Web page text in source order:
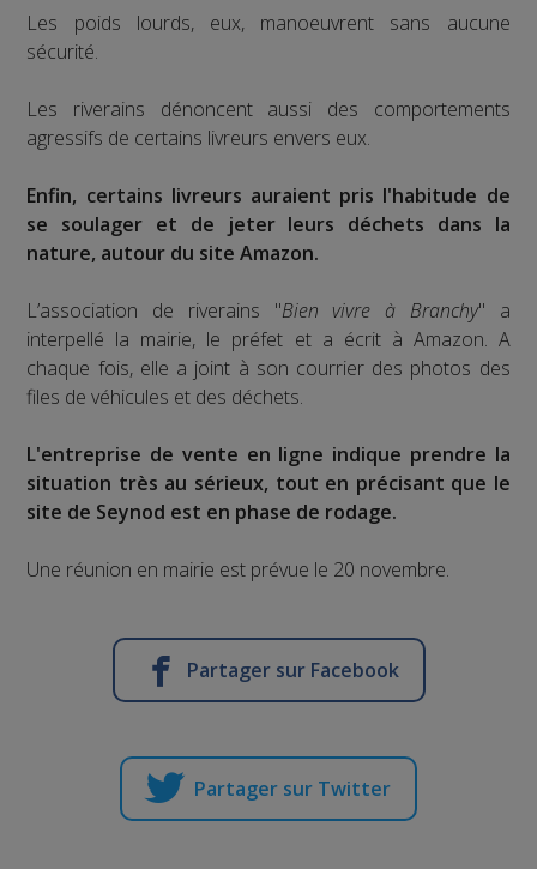
Les poids lourds, eux, manoeuvrent sans aucune
sécurité.
Les riverains dénoncent aussi des comportements
agressifs de certains livreurs envers eux.
Enfin, certains livreurs auraient pris l'habitude de
se soulager et de jeter leurs déchets dans la
nature, autour du site Amazon.
L’association de riverains "Bien vivre à Branchy" a
interpellé la mairie, le préfet et a écrit à Amazon. A
chaque fois, elle a joint à son courrier des photos des
files de véhicules et des déchets.
L'entreprise de vente en ligne indique prendre la
situation très au sérieux, tout en précisant que le
site de Seynod est en phase de rodage.
Une réunion en mairie est prévue le 20 novembre.
Partager sur Facebook
Partager sur Twitter